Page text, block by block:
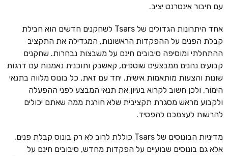
עם חיבור אינטרנט יציב.
אחד היתרונות הגדולים של Tsars לשחקנים חדשים הוא חבילת
קבלת הפנים על ההפקדות הראשונות, המגדילה את התקציב
ההתחלתי ומוסיפה סיבובים חינם על משבצות נבחרות. שחקנים
קבועים נהנים ממבצעים שוטפים, קאשבק ותוכנית נאמנות עם דרגות
שונות והצעות מותאמות אישית. יחד עם זאת, כל בונוס מלווה בתנאי
הימור, ולכן חשוב לקרוא בעיון את תנאי המבצע לפני ההפעלה
ולקבוע מראש מסגרת תקציבית שלא חורגת ממה שאתם יכולים
להרשות לעצמכם להפסיד.
מדיניות הבונוסים של Tsars כוללת לרוב לא רק בונוס קבלת פנים,
אלא גם בונוסים שבועיים על הפקדות מחדש, סיבובים חינם על